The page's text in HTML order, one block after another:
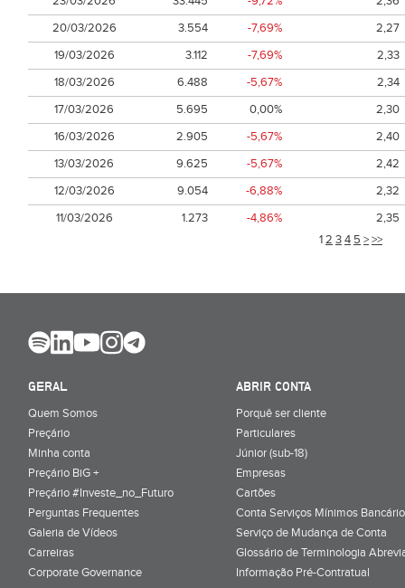
12 34 5 >>>
20/03/2026
3.554 -7,69%
2,27
19/03/2026
3.112 -7,69%
2,33
18/03/2026
6.488 -5,67%
2,34
17/03/2026
5.695 0,00%
2,30
16/03/2026
2.905 -5,67%
2,40
13/03/2026
9.625 -5,67%
2,42
12/03/2026
9.054 -6,88%
2,32
11/03/2026
1.273 -4,86% 2,35
GERAL
Quem Somos
Preçário
Minha conta
Preçário BiG +
Preçário #Investe_no_Futuro
Perguntas Frequentes
Galeria de Vídeos
Carreiras
Corporate Governance
ABRIR CONTA
Porquê ser cliente
Particulares
Júnior (sub-18)
Empresas
Cartões
Conta Serviços Mínimos
Serviço de Mudança de Conta
Glossário de Terminologia
Informação Pré-Contratual